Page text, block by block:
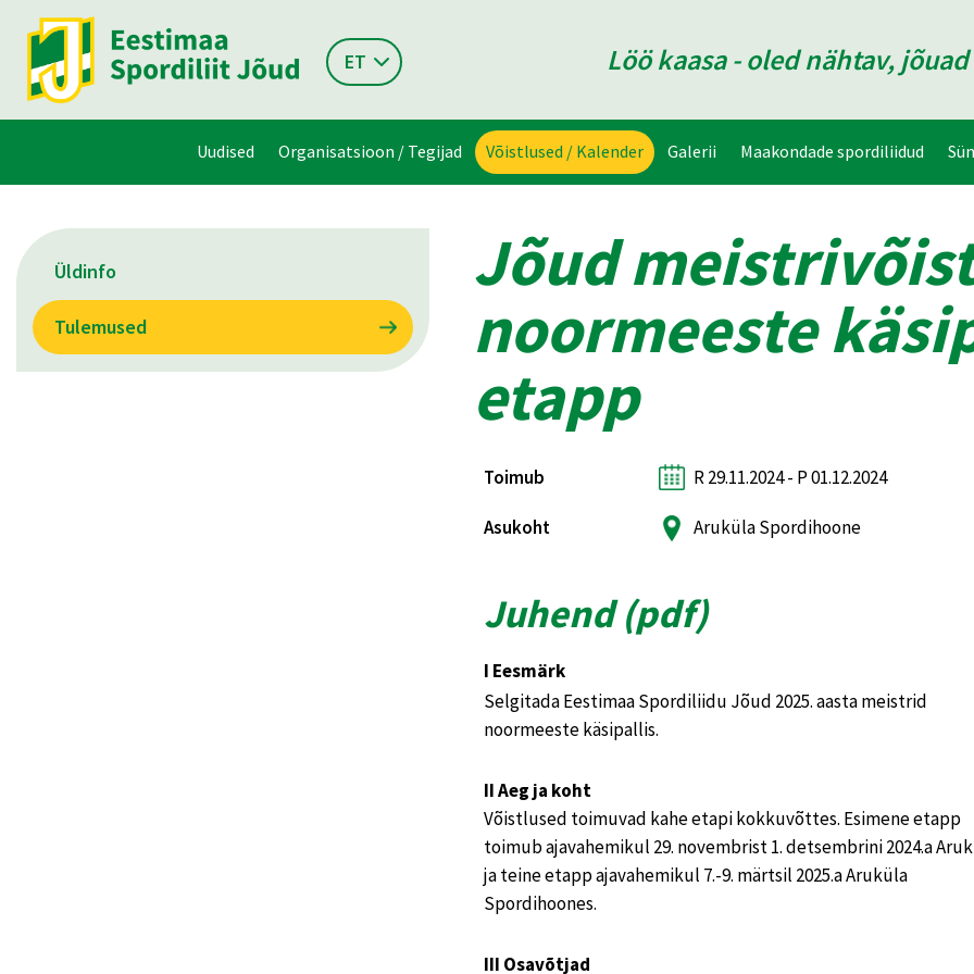
ET Löö kaasa - oled nähtav,
Uudised Organisatsioon / Tegijad Võistlused / Kalender Galerii Maakondade spordiliidud
Üldinfo
Tulemused
Jõud
noormeeste
etapp
Toimub R 29.11.2024 - P 01.12.2024
Asukoht Aruküla Spordihoone
Juhend (pdf)
I Eesmärk
Selgitada Eestimaa Spordiliidu Jõud 2025. aasta meistrid
noormeeste käsipallis.
II Aeg ja koht
Võistlused toimuvad kahe etapi kokkuvõttes. Esimene etapp
toimub ajavahemikul 29. novembrist 1. detsembrini 2024.a
ja teine etapp ajavahemikul 7.-9. märtsil 2025.a Aruküla
Spordihoones.
III Osavõtjad